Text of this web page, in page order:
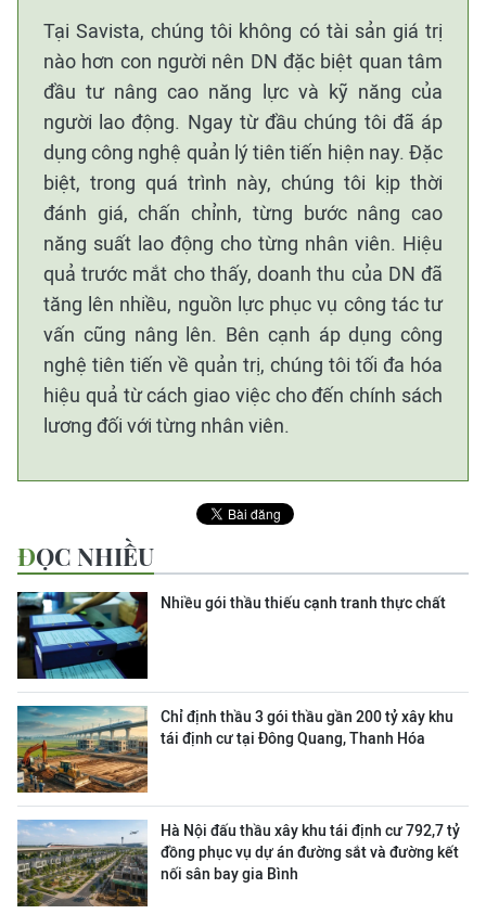
Tại Savista, chúng tôi không có tài sản giá trị
nào hơn con người nên DN đặc biệt quan tâm
đầu tư nâng cao năng lực và kỹ năng của
người lao động. Ngay từ đầu chúng tôi đã áp
dụng công nghệ quản lý tiên tiến hiện nay. Đặc
biệt, trong quá trình này, chúng tôi kịp thời
đánh giá, chấn chỉnh, từng bước nâng cao
năng suất lao động cho từng nhân viên. Hiệu
quả trước mắt cho thấy, doanh thu của DN đã
tăng lên nhiều, nguồn lực phục vụ công tác tư
vấn cũng nâng lên. Bên cạnh áp dụng công
nghệ tiên tiến về quản trị, chúng tôi tối đa hóa
hiệu quả từ cách giao việc cho đến chính sách
lương đối với từng nhân viên.
ĐỌC NHIỀU
Nhiều gói thầu thiếu cạnh tranh thực chất
Chỉ định thầu 3 gói thầu gần 200 tỷ xây khu
tái định cư tại Đông Quang, Thanh Hóa
Hà Nội đấu thầu xây khu tái định cư 792,7 tỷ
đồng phục vụ dự án đường sắt và đường kết
nối sân bay gia Bình